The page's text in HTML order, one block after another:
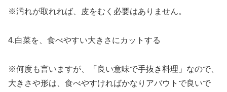
※汚れが取れれば、皮をむく必要はありません。
4.白菜を、食べやすい大きさにカットする
※何度も言いますが、「良い意味で手抜き料理」なので、
大きさや形は、食べやすければかなりアバウトで良いで